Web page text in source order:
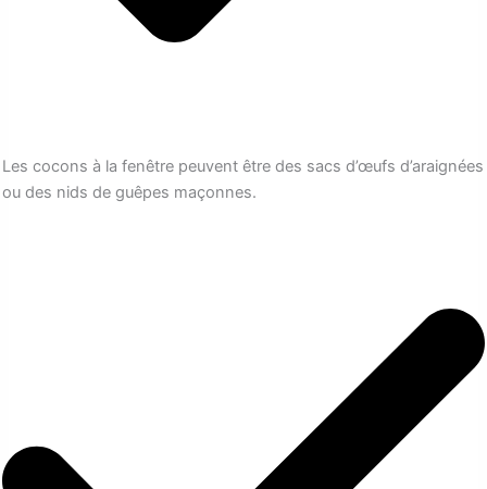
Les cocons à la fenêtre peuvent être des sacs d’œufs d’araignées
ou des nids de guêpes maçonnes.